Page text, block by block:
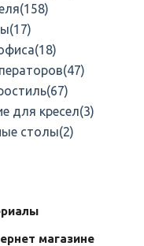
(158)
(17)
(18)
(47)
(67)
для кресел(3)
столы(2)
магазине